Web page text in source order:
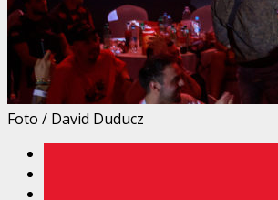
Foto / David Duducz